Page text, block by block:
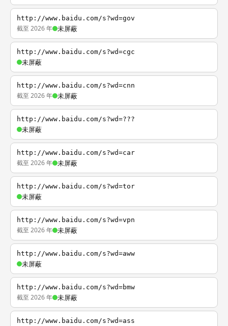
http://www.baidu.com/s?wd=gov
截至 2026 年 未屏蔽
http://www.baidu.com/s?wd=cgc
未屏蔽
http://www.baidu.com/s?wd=cnn
截至 2026 年 未屏蔽
http://www.baidu.com/s?wd=???
未屏蔽
http://www.baidu.com/s?wd=car
截至 2026 年 未屏蔽
http://www.baidu.com/s?wd=tor
未屏蔽
http://www.baidu.com/s?wd=vpn
截至 2026 年 未屏蔽
http://www.baidu.com/s?wd=aww
未屏蔽
http://www.baidu.com/s?wd=bmw
截至 2026 年 未屏蔽
http://www.baidu.com/s?wd=ass